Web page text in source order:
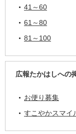
41～60
61～80
81～100
広報たかはしへの
お便り募集
すこやかスマイ